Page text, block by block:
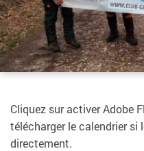
Cliquez sur activer Adobe
télécharger le calendrier si
directement.